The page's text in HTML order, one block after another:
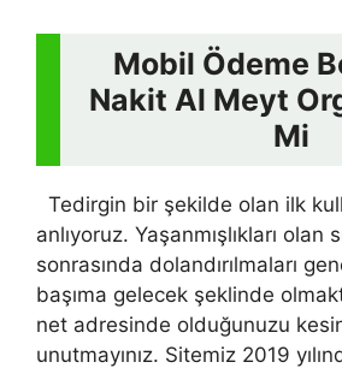
Mobil Ödeme
Nakit Al Meyt
Mi
Tedirgin bir şekilde olan ilk
anlıyoruz. Yaşanmışlıkları olan
sonrasında dolandırılmaları
başıma gelecek şeklinde
net adresinde olduğunuzu
unutmayınız. Sitemiz 2019